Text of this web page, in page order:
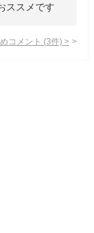
ススメです
コメント (3件) >